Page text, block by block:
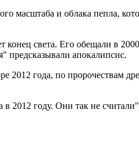
масштаба и облака пепла,
конец света. Его обещали в
предсказывали апокалипсис.
2012 года, по пророчествам
2012 году. Они так не